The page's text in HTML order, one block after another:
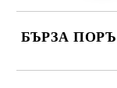
БЪРЗА